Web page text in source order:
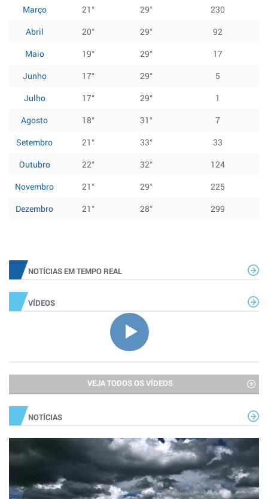
Março
21° 29°
230
Abril
20° 29°
92
Maio
19° 29°
17
Junho
17° 29°
5
Julho
17° 29°
1
Agosto
18° 31°
7
Setembro
21° 33°
33
Outubro
22° 32°
124
Novembro
21° 29°
225
Dezembro
21° 28° 299
NOTÍCIAS EM TEMPO REAL
VÍDEOS
VEJA TODOS OS VÍDEOS
NOTÍCIAS